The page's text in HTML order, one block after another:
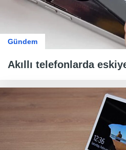
Gündem
Akıllı telefonlarda